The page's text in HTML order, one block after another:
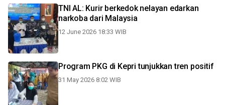
TNI AL: Kurir berkedok nelayan edarkan
narkoba dari Malaysia
12 June 2026 18:33 WIB
Program PKG di Kepri tunjukkan tren positif
31 May 2026 8:02 WIB